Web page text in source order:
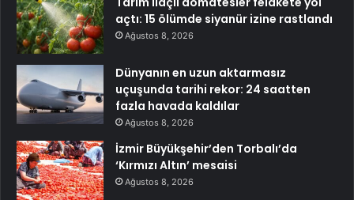
açtı: 15 ölümde siyanür izine rastlandı
Ağustos 8, 2026
Dünyanın en uzun aktarmasız
uçuşunda tarihi rekor: 24 saatten
fazla havada kaldılar
Ağustos 8, 2026
İzmir Büyükşehir’den Torbalı’da
‘Kırmızı Altın’ mesaisi
Ağustos 8, 2026